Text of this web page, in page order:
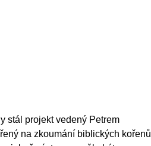
stál projekt vedený Petrem
na zkoumání biblických kořenů